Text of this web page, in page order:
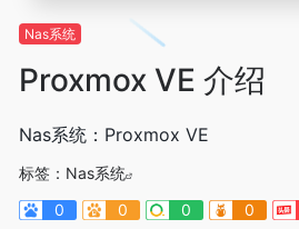
Nas系统
Proxmox VE 介绍
Nas系统：Proxmox VE
标签： Nas系统
0
0 0 0